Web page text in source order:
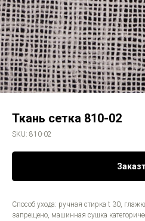
Ткань сетка 810-02
SKU: 810-02
Способ ухода: ручная стирка t 30,
запрещено, машинная сушка